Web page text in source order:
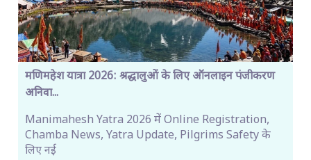
मणिमहेश यात्रा 2026: श्रद्धालुओं के लिए ऑनलाइन पंजीकरण
अनिवा...
Manimahesh Yatra 2026 में Online Registration,
Chamba News, Yatra Update, Pilgrims Safety के
लिए नई